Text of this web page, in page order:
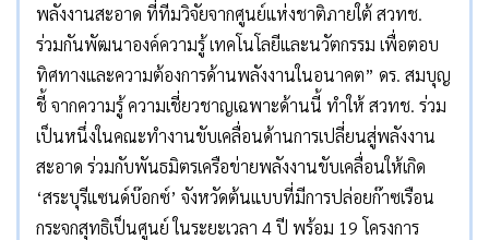
พลังงานสะอาด ที่ทีมวิจัยจากศูนย์แห่งชาติภายใต้ สวทช.
ร่วมกันพัฒนาองค์ความรู้ เทคโนโลยีและนวัตกรรม เพื่อตอบ
ทิศทางและความต้องการด้านพลังงานในอนาคต” ดร. สมบุญ
ชี้ จากความรู้ ความเชี่ยวชาญเฉพาะด้านนี้ ทำให้ สวทช. ร่วม
เป็นหนึ่งในคณะทำงานขับเคลื่อนด้านการเปลี่ยนสู่พลังงาน
สะอาด ร่วมกับพันธมิตรเครือข่ายพลังงานขับเคลื่อนให้เกิด
‘สระบุรีแซนด์บ๊อกซ์’ จังหวัดต้นแบบที่มีการปล่อยก๊าซเรือน
กระจกสุทธิเป็นศูนย์ ในระยะเวลา 4 ปี พร้อม 19 โครงการ